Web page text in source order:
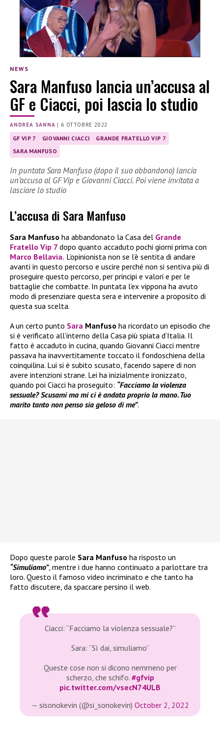
NEWS
Sara Manfuso lancia un’accusa al
GF e Ciacci, poi lascia lo studio
ANDREA SANNA | 6 OTTOBRE 2022
GF VIP 7 GIOVANNI CIACCI
GRANDE FRATELLO VIP 7
SARA MANFUSO
In puntata Sara Manfuso (dopo il suo abbandono) lancia
un’accusa al GF Vip e Giovanni Ciacci. Poi viene invitata a
lasciare lo studio
L’accusa di Sara Manfuso
Sara Manfuso ha abbandonato la Casa del Grande
Fratello Vip 7 dopo quanto accaduto pochi giorni prima con
Marco Bellavia. L’opinionista non se l’è sentita di andare
avanti in questo percorso e uscire perché non si sentiva più di
proseguire questo percorso, per principi e valori e per le
battaglie che combatte. In puntata l’ex vippona ha avuto
modo di presenziare questa sera e intervenire a proposito di
questa sua scelta.
A un certo punto Sara Manfuso ha ricordato un episodio che
si è verificato all’interno della Casa più spiata d’Italia. Il
fatto è accaduto in cucina, quando Giovanni Ciacci mentre
passava ha inavvertitamente toccato il fondoschiena della
coinquilina. Lui si è subito scusato, facendo sapere di non
avere intenzioni strane. Lei ha inizialmente ironizzato,
quando poi Ciacci ha proseguito: “Facciamo la violenza
sessuale? Scusami ma mi ci è andata proprio la mano. Tuo
marito tanto non penso sia geloso di me”.
Dopo queste parole Sara Manfuso ha risposto un
“Simuliamo”, mentre i due hanno continuato a parlottare tra
loro. Questo il famoso video incriminato e che tanto ha
fatto discutere, da spaccare persino il web.
Ciacci: “Facciamo la violenza sessuale?”
Sara: “Sì dai, simuliamo”
Queste cose non si dicono nemmeno per
scherzo, che schifo. #gfvip
pic.twitter.com/vsecN74ULB
— sisonokevin (@si_sonokevin) October 2, 2022